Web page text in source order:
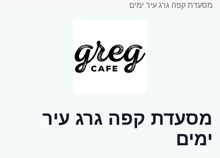
מסעדת קפה גרג עיר ימים
מסעדת קפה גרג עיר
ימים